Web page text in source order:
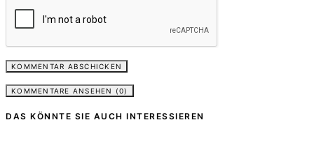
KOMMENTARE ANSEHEN (0)
DAS KÖNNTE SIE AUCH INTERESSIEREN